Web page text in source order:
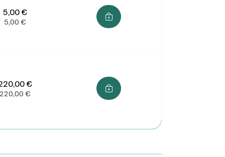
des
5,00 €
5,00 €
€
220,00 €